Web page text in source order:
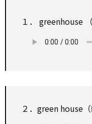
１． greenhouse
２．green house（